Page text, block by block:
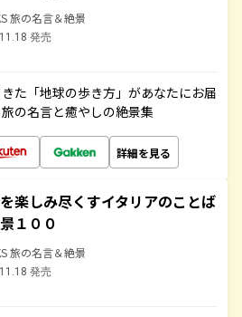
旅の名言＆絶景
発売
た「地球の歩き方」があなたにお届
の名言と癒やしの絶景集
詳細を見る
楽しみ尽くすイタリアのことば
１００
旅の名言＆絶景
発売